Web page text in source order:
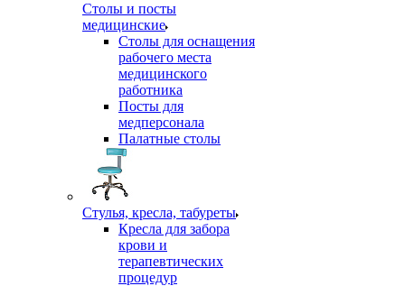
Столы и посты
медицинские
Столы для оснащения
рабочего места
медицинского
работника
Посты для
медперсонала
Палатные столы
Стулья, кресла, табуреты
Кресла для забора
крови и
терапевтических
процедур